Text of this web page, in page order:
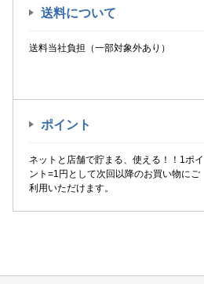
送料について
送料当社負担（一部対象外あり）
ポイント
ネットと店舗で貯まる、使える！！1ポイ
ント=1円として次回以降のお買い物にご
利用いただけます。